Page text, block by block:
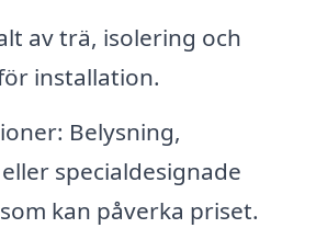
av trä, isolering och
installation.
Belysning,
specialdesignade
kan påverka priset.